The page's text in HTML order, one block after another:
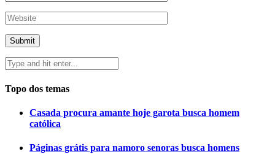
Topo dos temas
Casada procura amante hoje garota busca homem
católica
Páginas grátis para namoro senoras busca homens